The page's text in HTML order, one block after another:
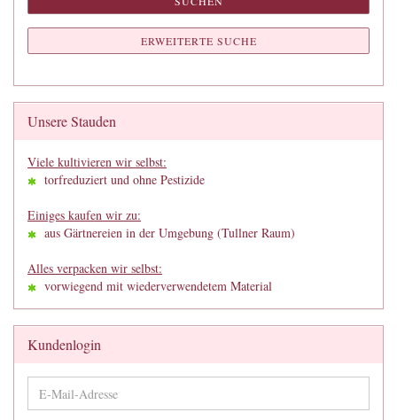
ERWEITERTE SUCHE
Unsere Stauden
Viele kultivieren wir selbst:
torfreduziert und ohne Pestizide
Einiges kaufen wir zu:
aus Gärtnereien in der Umgebung (Tullner Raum)
Alles verpacken wir selbst:
vorwiegend mit wiederverwendetem Material
Kundenlogin
E-
Mail-